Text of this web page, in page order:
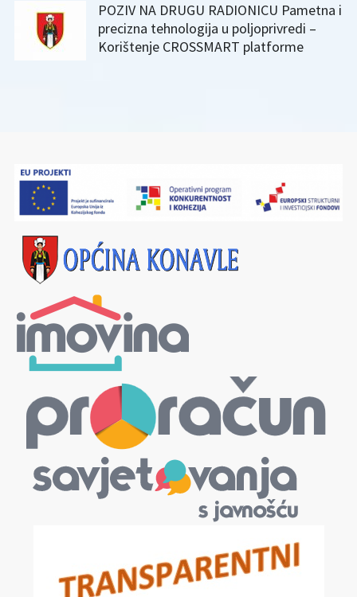
POZIV NA DRUGU RADIONICU Pametna i
precizna tehnologija u poljoprivredi –
Korištenje CROSSMART platforme